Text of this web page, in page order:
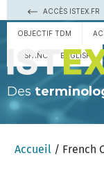
ACCÈS ISTEX.FR
OBJECTIF TDM
ESPAÑOL ENGLISH
Des
Accueil / French